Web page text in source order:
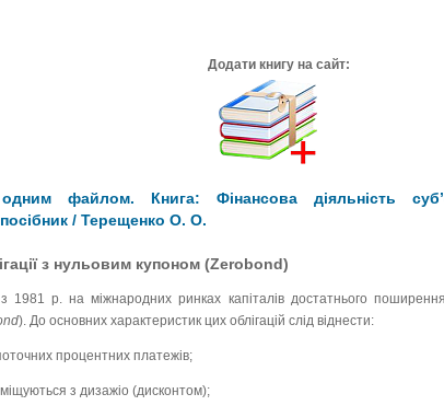
Додати книгу на сайт:
файлом. Книга: Фінансова діяльність
/ Терещенко О. О.
з нульовим купоном (Zerobond)
1981 р. на міжнародних ринках капіталів достатнього
). До основних характеристик цих облігацій слід віднести:
процентних платежів;
з дизажіо (дисконтом);